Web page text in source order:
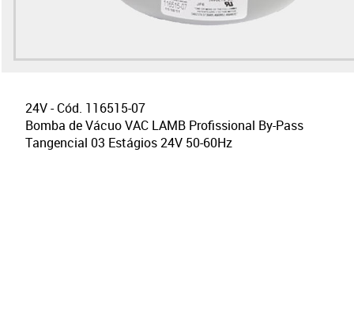
24V - Cód. 116515-07
Bomba de Vácuo VAC LAMB Profissional By-Pass
Tangencial 03 Estágios 24V 50-60Hz